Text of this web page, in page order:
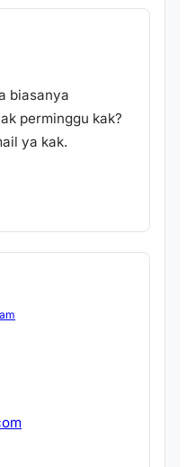
biasanya
perminggu kak?
ya kak.